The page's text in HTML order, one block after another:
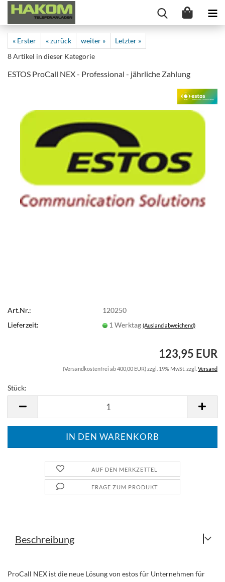
« Erster « zurück weiter »
Letzter »
8Artikel in dieser Kategorie
ESTOS ProCall NEX - Professional - jährliche Zahlung
Art.Nr.:
120250
Lieferzeit:
1 Werktag(Ausland abweichend)
123,95 EUR
(Versandkostenfrei ab 400,00 EUR) zzgl. 19% MwSt. zzgl. Versand
Stück:
AUF DEN MERKZETTEL
FRAGE ZUM PRODUKT
Beschreibung
ProCall NEX ist die neue Lösung von estos für Unternehmen für